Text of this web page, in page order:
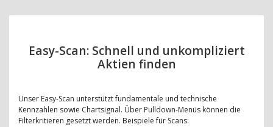
Easy-Scan: Schnell und unkompliziert
Aktien finden
Unser Easy-Scan unterstützt fundamentale und technische
Kennzahlen sowie Chartsignal. Über Pulldown-Menüs können die
Filterkritieren gesetzt werden. Beispiele für Scans: